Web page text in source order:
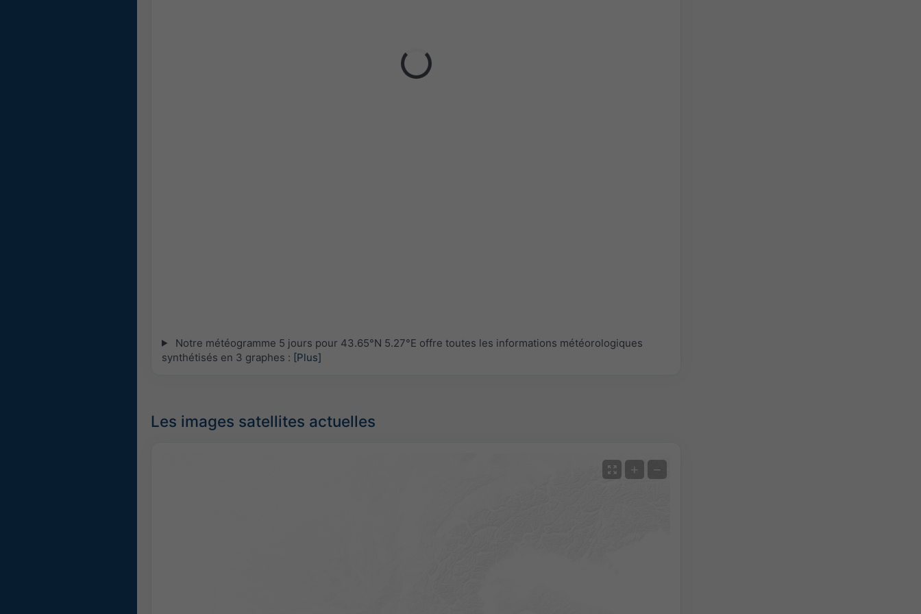
Notre météogramme 5 jours pour 43.65°N 5.27°E offre toutes les informations météorologiques
synthétisés en 3 graphes : [Plus]
Les images satellites actuelles
+ −